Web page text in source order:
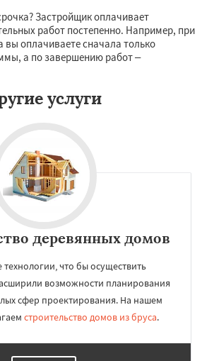
Застройщик оплачивает
работ постепенно. Например, при
оплачиваете сначала только
а по завершению работ –
услуги
деревянных домов
что бы осуществить
возможности планирования
сфер проектирования. На нашем
строительство домов из бруса.